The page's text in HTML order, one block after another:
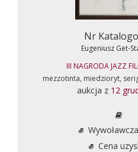
Nr
Eugeniusz Get-
III NAGRODA JAZZ
mezzotinta, miedzioryt,
aukcja z 12
Cena